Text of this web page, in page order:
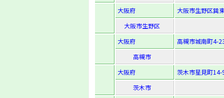
大阪府
大阪市生野区巽
大阪市生野区
大阪府
高槻市城南町4-
高槻市
大阪府
茨木市星見町14-
茨木市